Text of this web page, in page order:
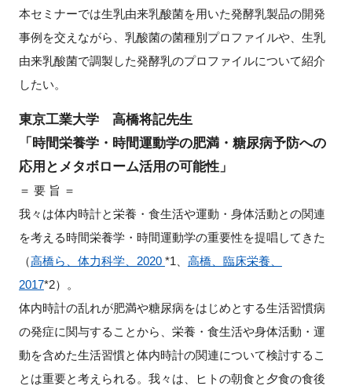
本セミナーでは生乳由来乳酸菌を用いた発酵乳製品の開発
事例を交えながら、乳酸菌の菌種別プロファイルや、生乳
由来乳酸菌で調製した発酵乳のプロファイルについて紹介
したい。
東京工業大学 高橋将記先生
「時間栄養学・時間運動学の肥満・糖尿病予防への
応用とメタボローム活用の可能性」
＝ 要 旨 ＝
我々は体内時計と栄養・食生活や運動・身体活動との関連
を考える時間栄養学・時間運動学の重要性を提唱してきた
（高橋ら、体力科学、2020 *1、 高橋、臨床栄養、
2017*2）。
体内時計の乱れが肥満や糖尿病をはじめとする生活習慣病
の発症に関与することから、栄養・食生活や身体活動・運
動を含めた生活習慣と体内時計の関連について検討するこ
とは重要と考えられる。我々は、ヒトの朝食と夕食の食後